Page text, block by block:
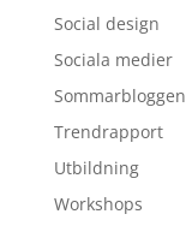
Social design
Sociala medier
Sommarbloggen
Trendrapport
Utbildning
Workshops